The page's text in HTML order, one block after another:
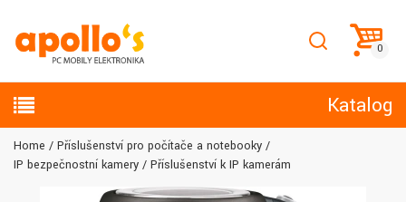
Katalog
Home
Příslušenství pro počítače a notebooky
IP bezpečnostní kamery
Příslušenství k IP kamerám